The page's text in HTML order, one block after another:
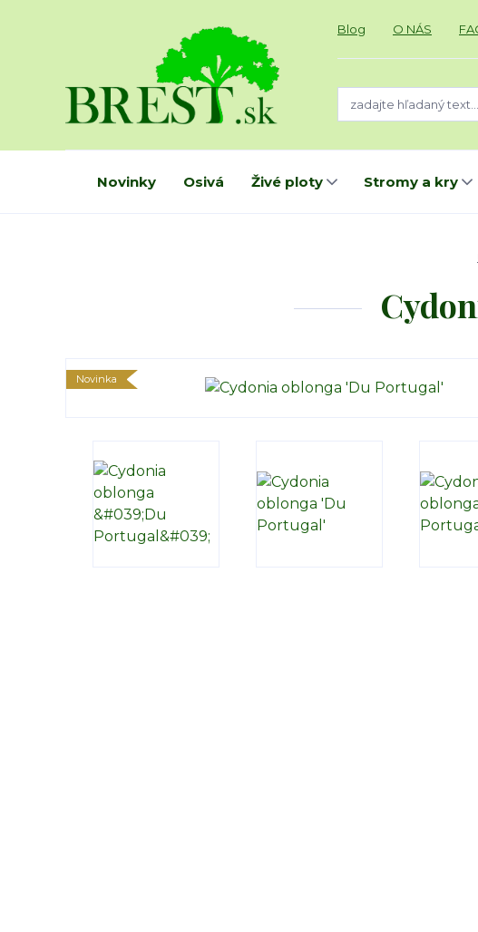
Blog O NÁS
Novinky Osivá Živé ploty Stromy a kry
Novinka